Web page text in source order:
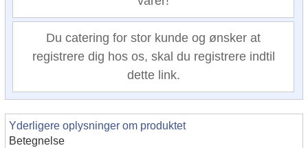
Du catering for stor kunde og ønsker at
registrere dig hos os, skal du registrere indtil
dette link.
Yderligere oplysninger om produktet
Betegnelse